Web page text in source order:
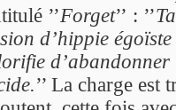
’’Forget’’ : ’’
d’hippie
d’abandonner
’’ La charge